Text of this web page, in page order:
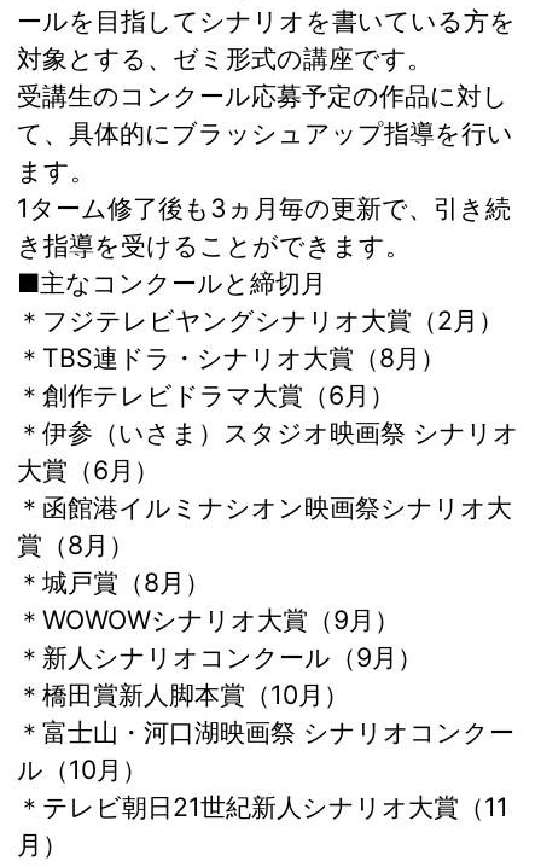
ールを目指してシナリオを書いている方を
対象とする、ゼミ形式の講座です。
受講生のコンクール応募予定の作品に対し
て、具体的にブラッシュアップ指導を行い
ます。
1ターム修了後も3ヵ月毎の更新で、引き続
き指導を受けることができます。
■主なコンクールと締切月
＊フジテレビヤングシナリオ大賞（2月）
＊TBS連ドラ・シナリオ大賞（8月）
＊創作テレビドラマ大賞（6月）
＊伊参（いさま）スタジオ映画祭 シナリオ
大賞（6月）
＊函館港イルミナシオン映画祭シナリオ大
賞（8月）
＊城戸賞（8月）
＊WOWOWシナリオ大賞（9月）
＊新人シナリオコンクール（9月）
＊橋田賞新人脚本賞（10月）
＊富士山・河口湖映画祭 シナリオコンクー
ル（10月）
＊テレビ朝日21世紀新人シナリオ大賞（11
月）